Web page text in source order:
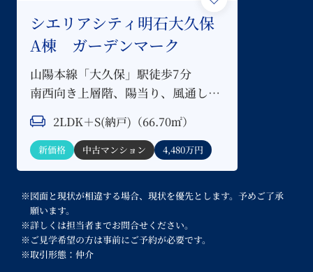
シエリアシティ明石大久保
A棟 ガーデンマーク
山陽本線「大久保」駅徒歩7分
南西向き上層階、陽当り、風通し共
に良好な間取
2LDK＋S(納戸)（66.70㎡）
新価格 中古マンション 4,480万円
※図面と現状が相違する場合、現状を優先とします。予めご了承
願います。
※詳しくは担当者までお問合せください。
※ご見学希望の方は事前にご予約が必要です。
※取引形態：仲介